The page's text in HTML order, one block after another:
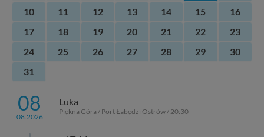
10
11 12 13 14 15
16
17
18 19 20 21 22
23
24
25 26 27 28 29
30
31
08
08.2026
Luka
Piękna Góra / Port Łabędzi Ostrów / 20:30